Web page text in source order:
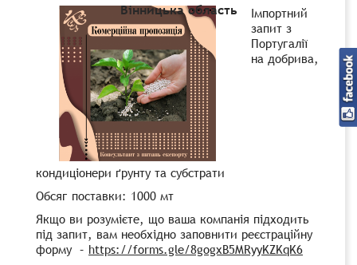
Вінницька область
Імпортний
запит з
Португалії
на добрива,
кондиціонери ґрунту та субстрати
Обсяг поставки: 1000 мт
Якщо ви розумієте, що ваша компанія підходить
під запит, вам необхідно заповнити реєстраційну
форму – https://forms.gle/8gogxB5MRyyKZKqK6